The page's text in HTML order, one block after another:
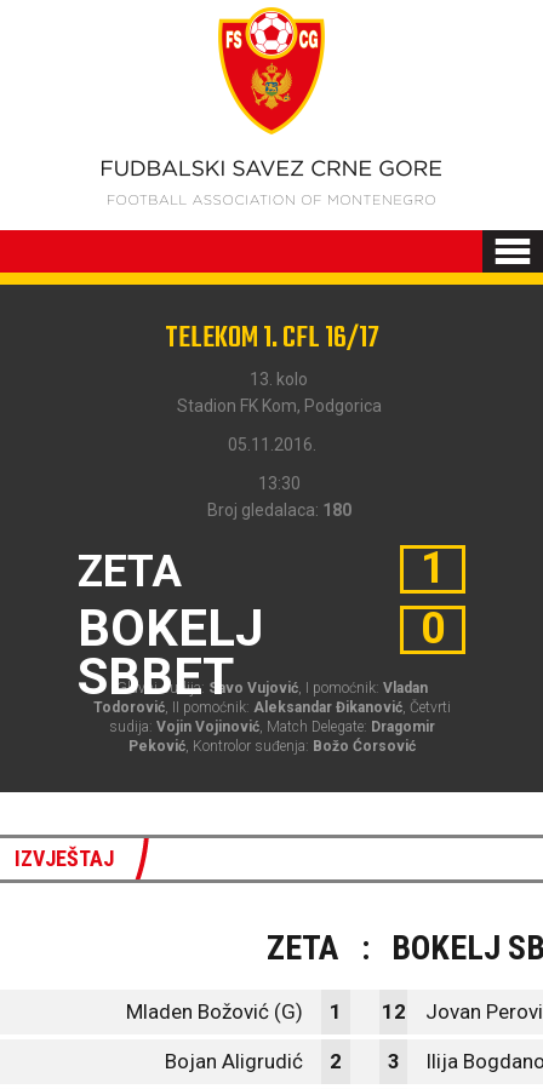
TELEKOM 1. CFL 16/17
13. kolo
Stadion FK Kom, Podgorica
05.11.2016.
13:30
Broj gledalaca: 180
ZETA
BOKELJ
SBBET
1
0
Glavni sudija: Savo Vujović, I pomoćnik: Vladan
Todorović, II pomoćnik: Aleksandar Đikanović, Četvrti
sudija: Vojin Vojinović, Match Delegate: Dragomir
Peković, Kontrolor suđenja: Božo Ćorsović
IZVJEŠTAJ
ZETA : BOKELJ
Mladen Božović (G) 1 12 Jovan
Bojan Aligrudić 2 3 Ilija